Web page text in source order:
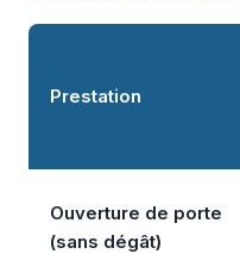
Prestation
Ouverture de porte
(sans dégât)